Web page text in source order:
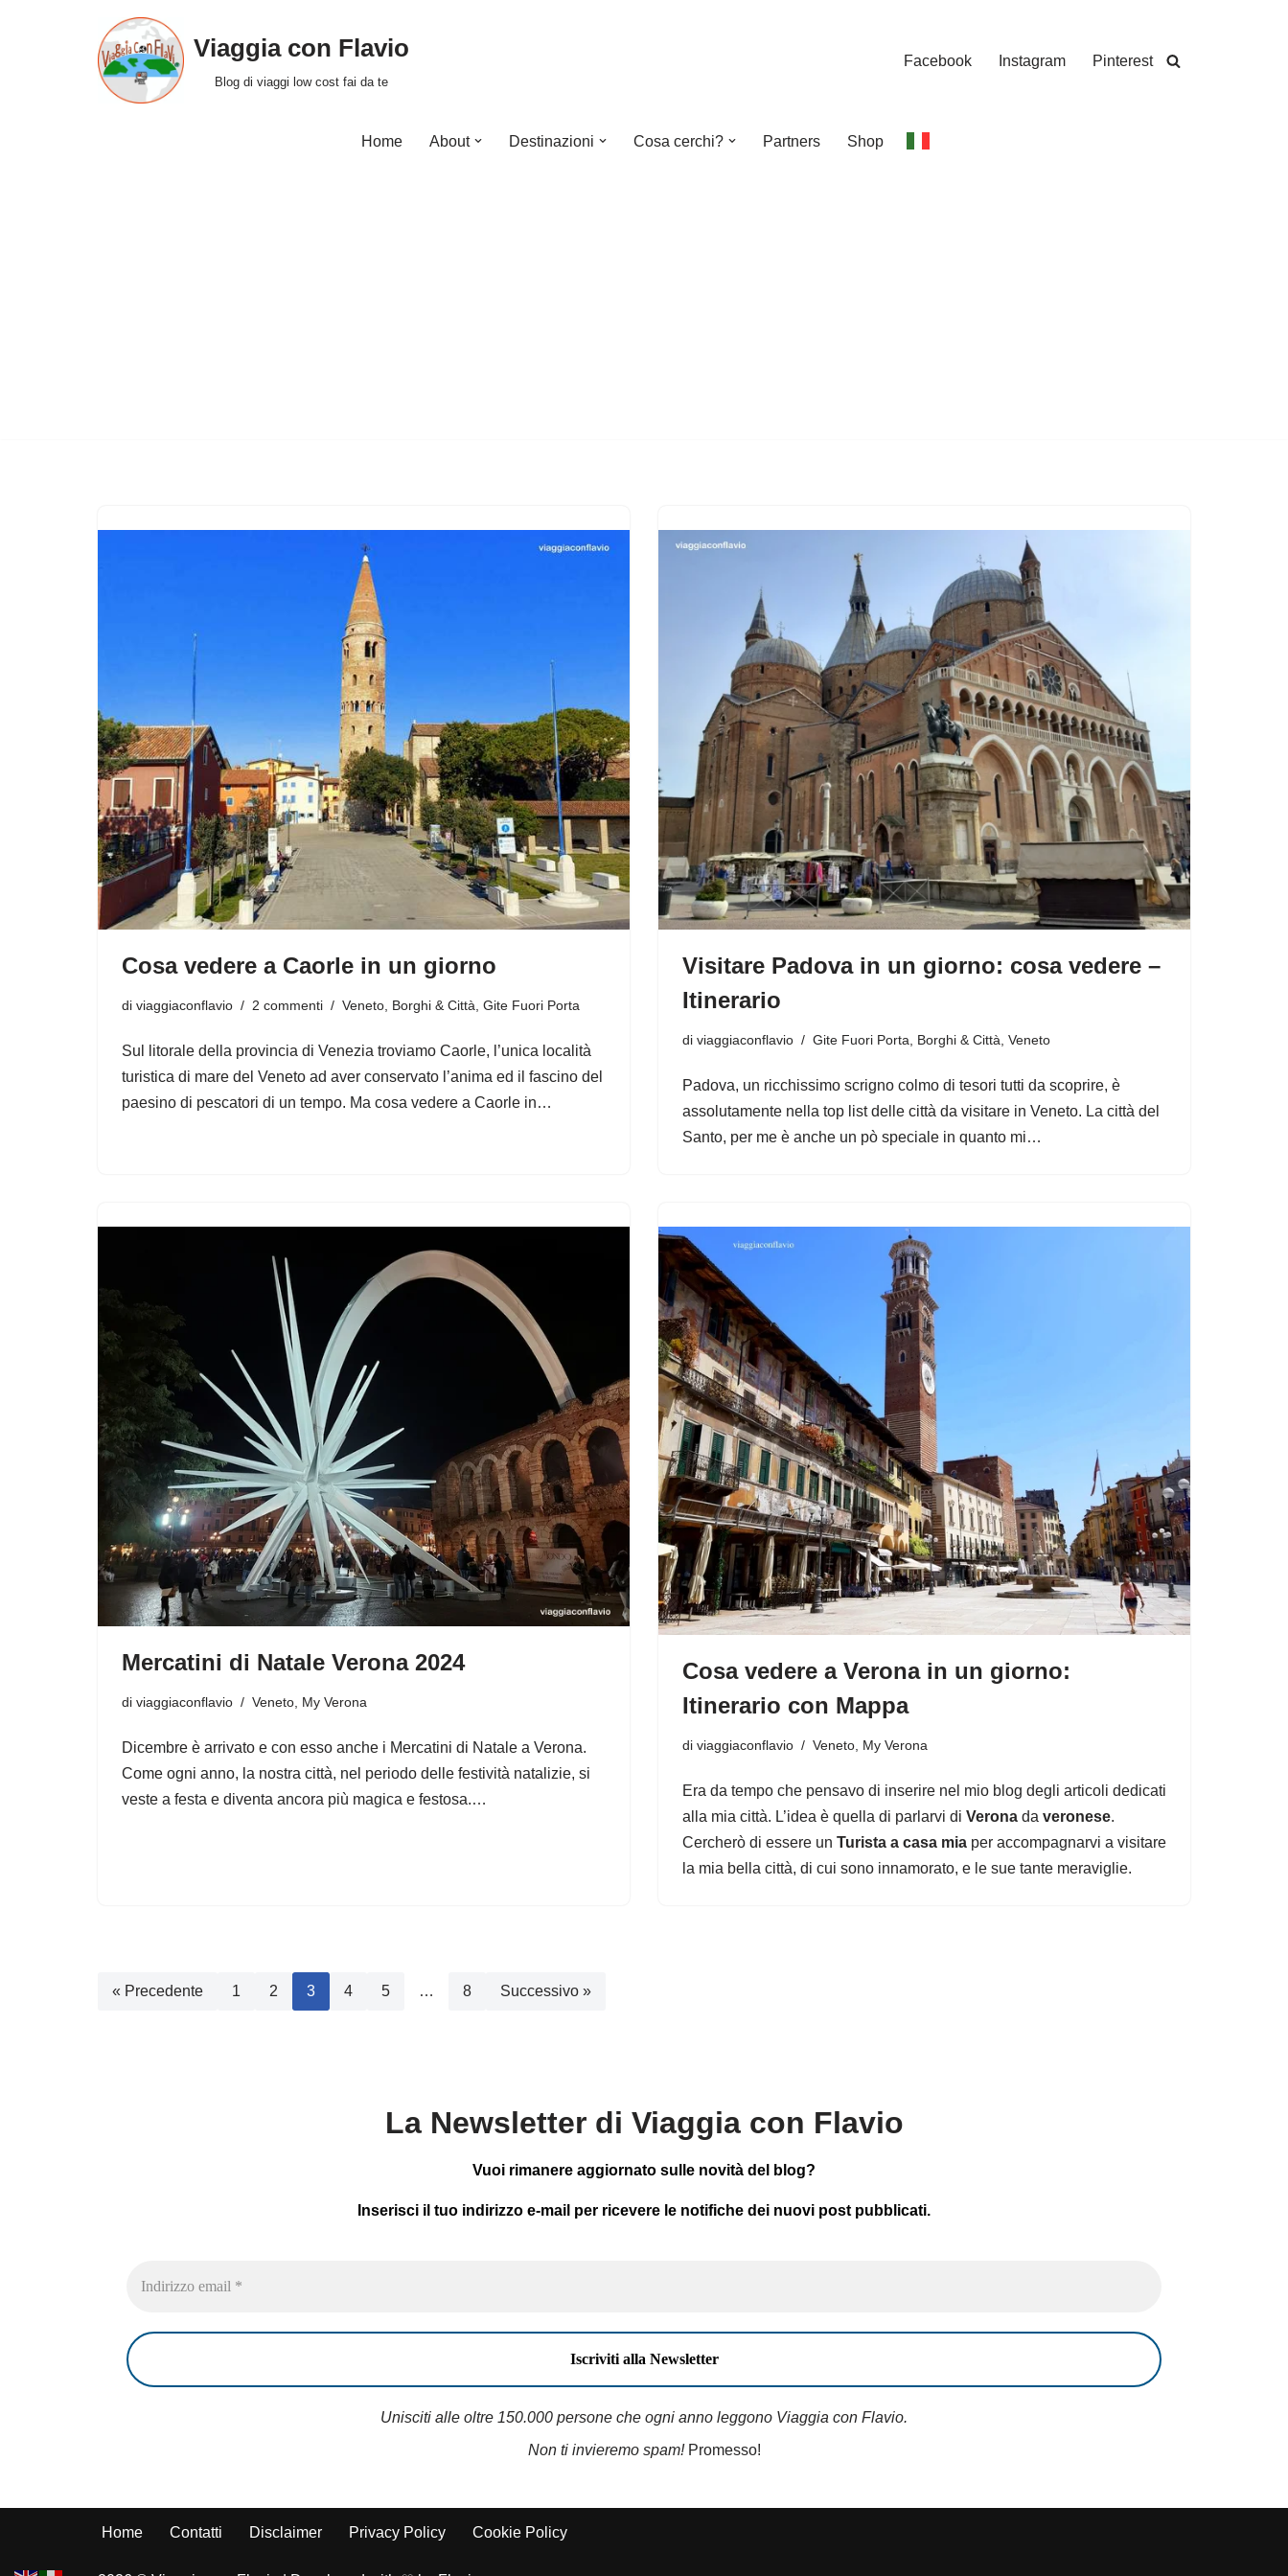
Viaggia con Flavio
Blog di viaggi low cost fai da te
Facebook Instagram Pinterest
Home About Destinazioni Cosa cerchi? Partners Shop
Cosa vedere a Caorle in un giorno
di viaggiaconflavio 2 commenti Veneto Borghi & Città Gite Fuori Porta
Sul litorale della provincia di Venezia troviamo Caorle, l’unica località
turistica di mare del Veneto ad aver conservato l’anima ed il fascino del
paesino di pescatori di un tempo. Ma cosa vedere a Caorle in…
Visitare Padova in un giorno: cosa vedere –
Itinerario
di viaggiaconflavio Gite Fuori Porta Borghi & Città Veneto
Padova, un ricchissimo scrigno colmo di tesori tutti da scoprire, è
assolutamente nella top list delle città da visitare in Veneto. La città del
Santo, per me è anche un pò speciale in quanto mi…
Mercatini di Natale Verona 2024
di viaggiaconflavio Veneto, My Verona
Dicembre è arrivato e con esso anche i Mercatini di Natale a Verona.
Come ogni anno, la nostra città, nel periodo delle festività natalizie, si
veste a festa e diventa ancora più magica e festosa.…
Cosa vedere a Verona in un giorno:
Itinerario con Mappa
di viaggiaconflavio Veneto My Verona
Era da tempo che pensavo di inserire nel mio blog degli articoli dedicati
alla mia città. L’idea è quella di parlarvi di Verona da veronese.
Cercherò di essere un Turista a casa mia per accompagnarvi a visitare
la mia bella città, di cui sono innamorato, e le sue tante meraviglie.
« Precedente 1 2 3 4 5 … 8 Successivo »
La Newsletter di Viaggia con Flavio
Vuoi rimanere aggiornato sulle novità del blog?
Inserisci il tuo indirizzo e-mail per ricevere le notifiche dei nuovi post pubblicati.
Unisciti alle oltre 150.000 persone che ogni anno leggono Viaggia con Flavio.
Non ti invieremo spam!Promesso!
Home Contatti Disclaimer Privacy Policy Cookie Policy